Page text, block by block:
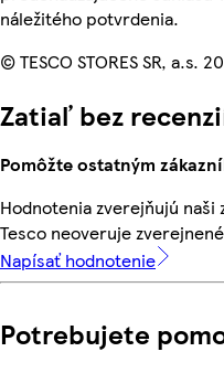
náležitého potvrdenia.
© TESCO STORES SR, a.s.
Zatiaľ bez
Pomôžte ostatným
Hodnotenia zverejňujú naši
Tesco neoveruje
Napísať hodnotenie
Potrebujete